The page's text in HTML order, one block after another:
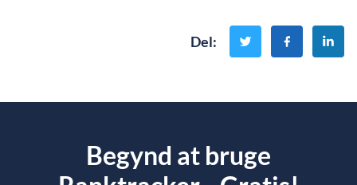
Del:
Begynd at bruge